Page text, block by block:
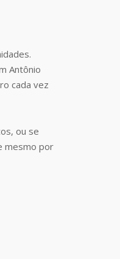
Antônio
cada vez
ou se
mesmo por